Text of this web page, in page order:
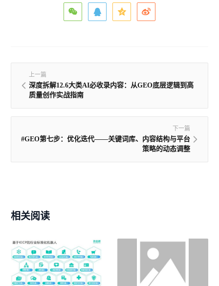
上一篇
深度拆解12.6大类AI必收录内容：从GEO底层逻辑到高
质量创作实战指南
下一篇
#GEO第七步：优化迭代——关键词库、内容结构与平台
策略的动态调整
相关阅读